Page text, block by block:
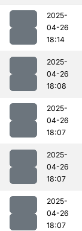
2025-
04-26
18:14
2025-
04-26
18:08
2025-
04-26
18:07
2025-
04-26
18:07
2025-
04-26
18:07